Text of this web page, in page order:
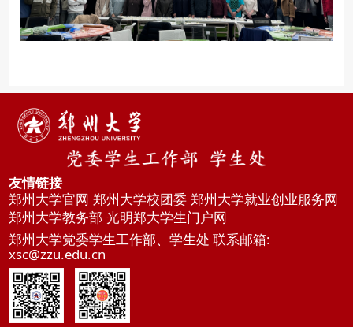
友情链接
郑州大学官网 郑州大学校团委 郑州大学就业创业服务网
郑州大学教务部 光明郑大学生门户网
郑州大学党委学生工作部、学生处 联系邮箱:
xsc@zzu.edu.cn